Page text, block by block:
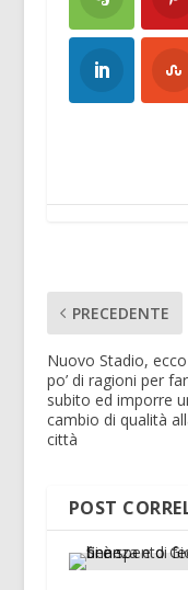
PRECEDENTE
Nuovo Stadio,
po’ di ragioni per
subito ed imporre
cambio di qualità
città
POST